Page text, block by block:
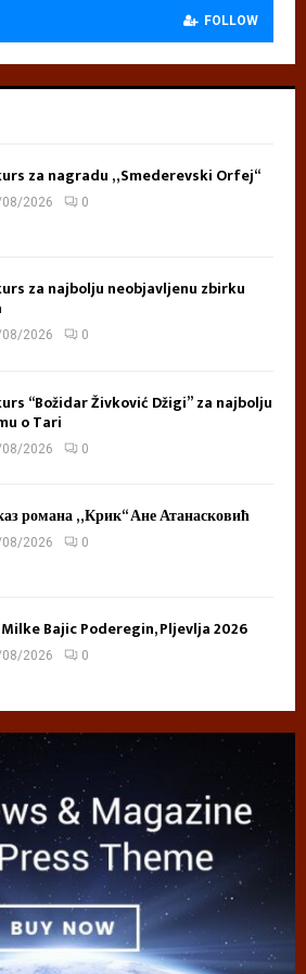
FOLLOW
za nagradu „Smederevski Orfej“
2026 0
za najbolju neobjavljenu zbirku
2026 0
“Božidar Živković Džigi” za najbolju
o Tari
2026 0
романа „Крик“ Ане Атанасковић
2026 0
Bajic Poderegin, Pljevlja 2026
2026 0